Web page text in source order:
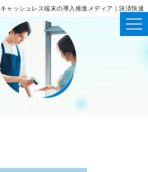
キャッシュレス端末の導入推進メディア｜決済快速